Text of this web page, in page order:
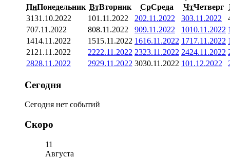
ПнПонедельник ВтВторник СрСреда ЧтЧетверг
3131.10.2022 101.11.2022 202.11.2022 303.11.2022
707.11.2022 808.11.2022 909.11.2022 1010.11.2022
1414.11.2022 1515.11.2022 1616.11.2022 1717.11.2022
21 21.11.2022 2222.11.2022 2323.11.2022 2424.11.2022
2828.11.2022 2929.11.2022 3030.11.2022 101.12.2022
Сегодня
Сегодня нет событий
Скоро
11
Августа